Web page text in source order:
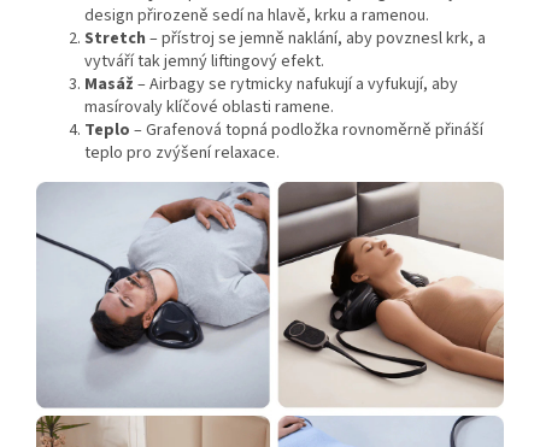
design přirozeně sedí na hlavě, krku a ramenou.
Stretch – přístroj se jemně naklání, aby povznesl krk, a
vytváří tak jemný liftingový efekt.
Masáž – Airbagy se rytmicky nafukují a vyfukují, aby
masírovaly klíčové oblasti ramene.
Teplo – Grafenová topná podložka rovnoměrně přináší
teplo pro zvýšení relaxace.